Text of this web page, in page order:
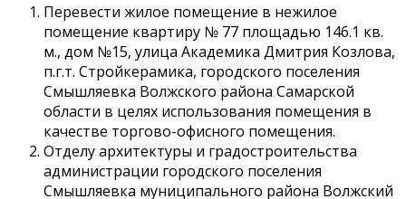
Перевести жилое помещение в нежилое
помещение квартиру № 77 площадью 146.1 кв.
м., дом №15, улица Академика Дмитрия Козлова,
п.г.т. Стройкерамика, городского поселения
Смышляевка Волжского района Самарской
области в целях использования помещения в
качестве торгово-офисного помещения.
Отделу архитектуры и градостроительства
администрации городского поселения
Смышляевка муниципального района Волжский